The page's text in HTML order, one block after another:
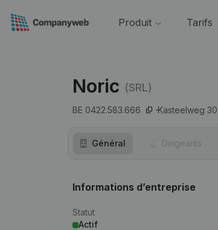
Produit Tarifs
Noric (SRL)
BE 0422.583.666 Kasteelweg 30,
Général Dirigeants
Informations d’entreprise
Statut
Actif